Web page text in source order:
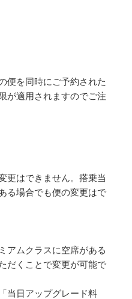
便を同時にご予約された
が適用されますのでご注
更はできません。搭乗当
る場合でも便の変更はで
アムクラスに空席がある
だくことで変更が可能で
当日アップグレード料